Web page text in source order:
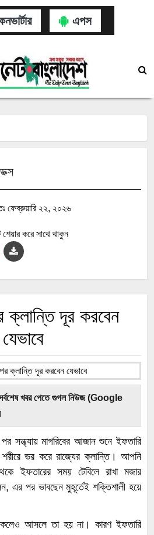
এপস
ফেব্রুয়ারি ২২, ২০২৬
শেয়ার করে সাথে থাকুন
ক্লান্তি দূর করবেন
যেভাবে
সর্বশেষ খবর পেতে গুগল নিউজ (Google
পর সন্ধ্যায় মাগরিবের আজান শুনে ইফতারি
ভর করে রাজ্যের ক্লান্তি। আপনি
ইফতারের সময় টেবিলে রাখা মজার
এর পর ভাবছেন মুহূর্তেই শক্তিশালী হয়ে
আসলে তা হয় না। কারণ ইফতারি